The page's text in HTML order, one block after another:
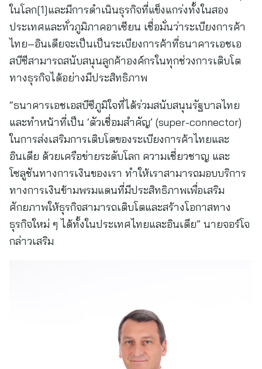
ในโลก[1]และมีการดำเนินธุรกิจที่แข็งแกร่งทั้งในสอง
ประเทศและทั่วภูมิภาคอาเซียน เชื่อมั่นว่าระเบียงการค้า
ไทย–อินเดียจะเป็นเป็นระเบียงการค้าที่ธนาคารเอชเอ
สบีซีสามารถสนับสนุนลูกค้าองค์กรในทุกช่วงการเติบโต
ทางธุรกิจได้อย่างมีประสิทธิภาพ
“ธนาคารเอชเอสบีซีภูมิใจที่ได้ร่วมสนับสนุนรัฐบาลไทย
และทำหน้าที่เป็น ‘ตัวเชื่อมสำคัญ’ (super-connector)
ในการส่งเสริมการเติบโตของระเบียงการค้าไทยและ
อินเดีย ด้วยเครือข่ายระดับโลก ความเชี่ยวชาญ และ
โซลูชันทางการเงินของเรา ทำให้เราสามารถมอบบริการ
ทางการเงินข้ามพรมแดนที่มีประสิทธิภาพเพื่อเสริม
ศักยภาพให้ธุรกิจสามารถเติบโตและสร้างโอกาสทาง
ธุรกิจใหม่ ๆ ได้ทั้งในประเทศไทยและอินเดีย” นายจอร์โจ
กล่าวเสริม